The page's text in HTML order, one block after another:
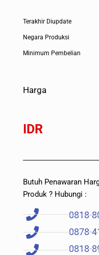
Terakhir Diupdate
Negara Produksi
Minimum Pembelian
Harga
IDR
Butuh Penawaran
Produk ? Hubungi :
0818-
0878-
0818-